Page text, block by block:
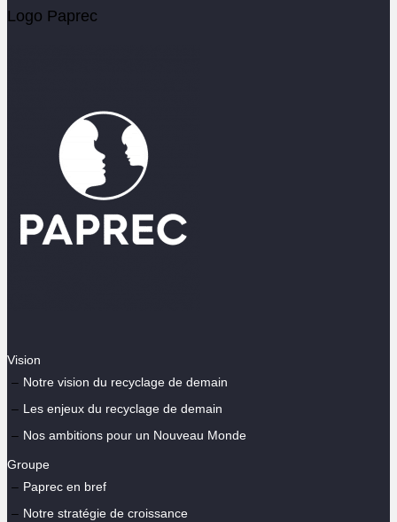
Logo Paprec
Vision
Notre vision du recyclage de demain
Les enjeux du recyclage de demain
Nos ambitions pour un Nouveau Monde
Groupe
Paprec en bref
Notre stratégie de croissance